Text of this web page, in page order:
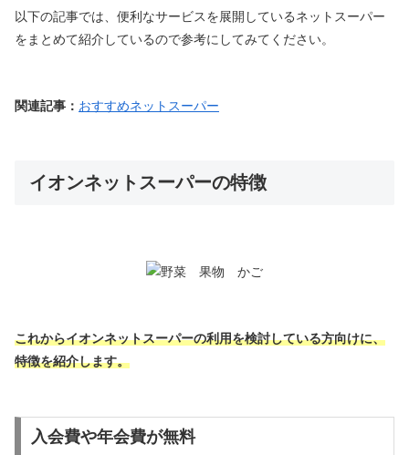
以下の記事では、便利なサービスを展開しているネットスーパー
をまとめて紹介しているので参考にしてみてください。
関連記事： おすすめネットスーパー
イオンネットスーパーの特徴
これからイオンネットスーパーの利用を検討している方向けに、
特徴を紹介します。
入会費や年会費が無料